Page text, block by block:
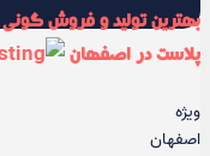
بهترین تولید و فروش
پلاست در اصفهان
ویژه
اصفهان